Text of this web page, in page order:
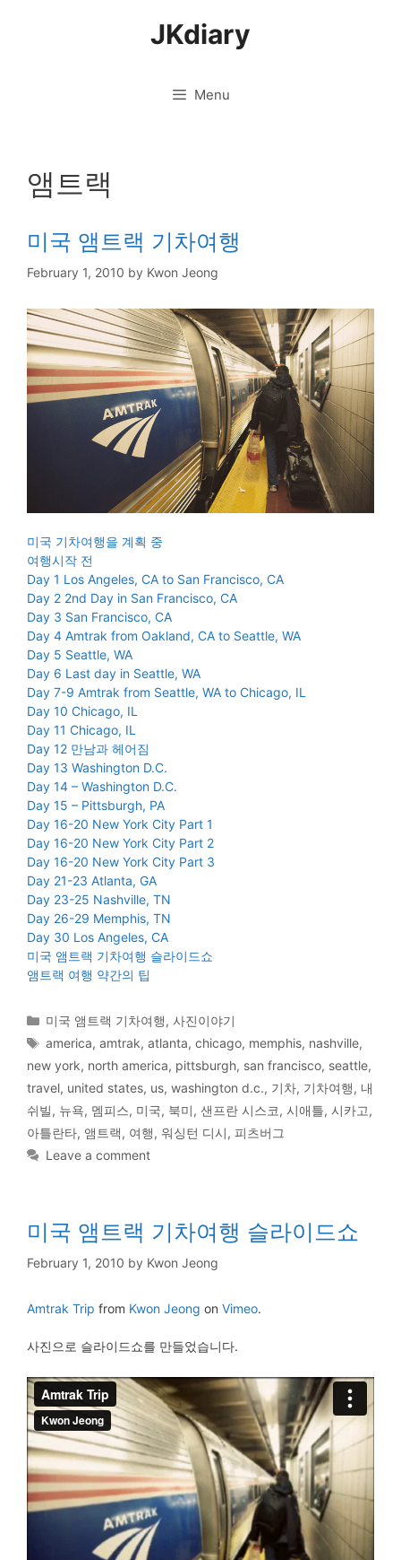
JKdiary
Menu
앰트랙
미국 앰트랙 기차여행
February 1, 2010 by Kwon Jeong
미국 기차여행을 계획 중
여행시작 전
Day 1 Los Angeles, CA to San Francisco, CA
Day 2 2nd Day in San Francisco, CA
Day 3 San Francisco, CA
Day 4 Amtrak from Oakland, CA to Seattle, WA
Day 5 Seattle, WA
Day 6 Last day in Seattle, WA
Day 7-9 Amtrak from Seattle, WA to Chicago, IL
Day 10 Chicago, IL
Day 11 Chicago, IL
Day 12 만남과 헤어짐
Day 13 Washington D.C.
Day 14 – Washington D.C.
Day 15 – Pittsburgh, PA
Day 16-20 New York City Part 1
Day 16-20 New York City Part 2
Day 16-20 New York City Part 3
Day 21-23 Atlanta, GA
Day 23-25 Nashville, TN
Day 26-29 Memphis, TN
Day 30 Los Angeles, CA
미국 앰트랙 기차여행 슬라이드쇼
앰트랙 여행 약간의 팁
Categories
미국 앰트랙 기차여행,사진이야기
Tags
america,amtrak,atlanta,chicago, memphis, nashville,
new york, north america, pittsburgh, san francisco, seattle,
travel, united states, us, washington d.c., 기차, 기차여행, 내
쉬빌, 뉴욕, 멤피스, 미국, 북미, 샌프란 시스코, 시애틀, 시카고,
아틀란타, 앰트랙, 여행, 워싱턴 디시, 피츠버그
Leave a comment
미국 앰트랙 기차여행 슬라이드쇼
February 1, 2010 by Kwon Jeong
Amtrak Trip from Kwon Jeong on Vimeo.
사진으로 슬라이드쇼를 만들었습니다.